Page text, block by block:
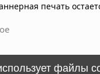
печать
файлы